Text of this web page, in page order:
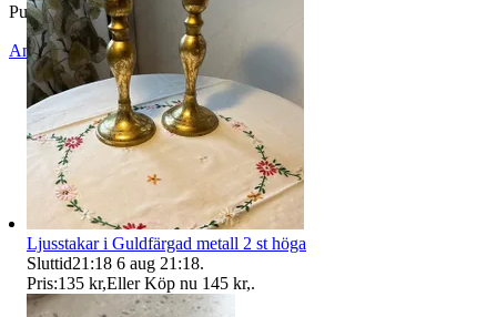
Publicerad 27 maj 10:15
Anmäl Sälj liknande
Ljusstakar i Guldfärgad metall 2 st höga
Sluttid21:18 6 aug 21:18.
Pris:135 kr,Eller Köp nu 145 kr,.